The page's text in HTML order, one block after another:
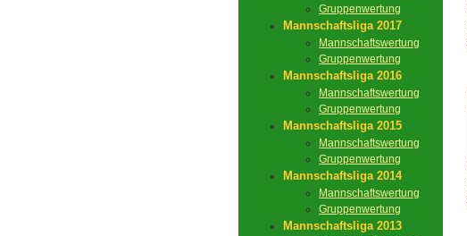
Gruppenwertung
Mannschaftsliga 2017
Mannschaftswertung
Gruppenwertung
Mannschaftsliga 2016
Mannschaftswertung
Gruppenwertung
Mannschaftsliga 2015
Mannschaftswertung
Gruppenwertung
Mannschaftsliga 2014
Mannschaftswertung
Gruppenwertung
Mannschaftsliga 2013